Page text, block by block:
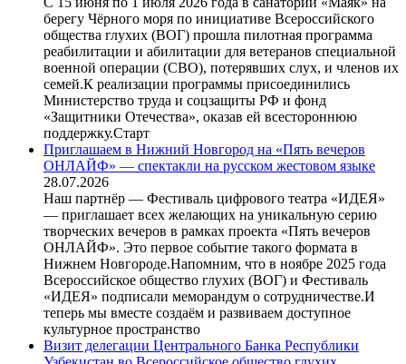
берегу Чёрного моря по инициативе Всероссийского
общества глухих (ВОГ) прошла пилотная программа
реабилитации и абилитации для ветеранов специальной
военной операции (СВО), потерявших слух, и членов их
семей.К реализации программы присоединились
Министерство труда и соцзащиты РФ и фонд
«Защитники Отечества», оказав ей всестороннюю
поддержку.Старт
Приглашаем в Нижний Новгород на «Пять вечеров
ОНЛАЙФ» — спектакли на русском жестовом языке
28.07.2026
Наш партнёр — Фестиваль цифрового театра «ИДЕЯ»
— приглашает всех желающих на уникальную серию
творческих вечеров в рамках проекта «Пять вечеров
ОНЛАЙФ». Это первое событие такого формата в
Нижнем Новгороде.Напомним, что в ноябре 2025 года
Всероссийское общество глухих (ВОГ) и Фестиваль
«ИДЕЯ» подписали меморандум о сотрудничестве.И
теперь мы вместе создаём и развиваем доступное
культурное пространство
Визит делегации Центрального Банка Республики